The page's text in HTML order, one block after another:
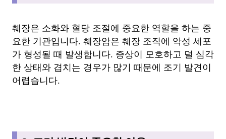
췌장은 소화와 혈당 조절에 중요한 역할을 하는 중
요한 기관입니다. 췌장암은 췌장 조직에 악성 세포
가 형성될 때 발생합니다. 증상이 모호하고 덜 심각
한 상태와 겹치는 경우가 많기 때문에 조기 발견이
어렵습니다.